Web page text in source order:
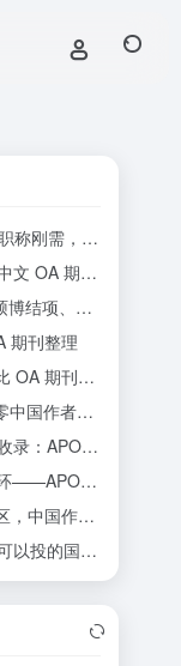
网稳定收录
刊投稿整理
课程论文
期刊整理
期刊整理
SSCI收录吗？
稿风险与机会实测
响因子再攀新高
这本刊值得投吗？
的国际期刊